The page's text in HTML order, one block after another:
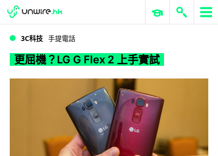
更屈機？LG G Flex 2 上手實試
WWDC 2026 ERP 與商業 AI
3C科技 手提電話
更屈機？LG G Flex 2 上手實試